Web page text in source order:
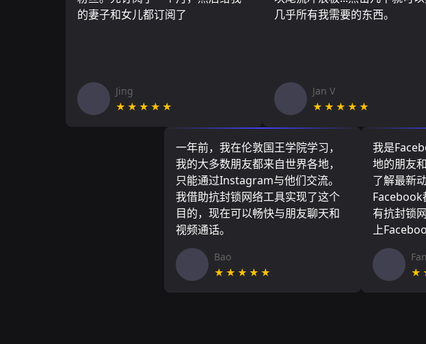
的妻子和女儿都订阅了
Jing
★★★★★
几乎所有我需要的东西。
Jan V
★★★★★
一年前，我在伦敦国王学院学习，
我的大多数朋友都来自世界各地，
只能通过Instagram与他们交流。
我借助抗封锁网络工具实现了这个
目的，现在可以畅快与朋友聊天和
视频通话。
Bao
★★★★★
我是
地的朋友
了解最新
Facebook
有抗封锁
上